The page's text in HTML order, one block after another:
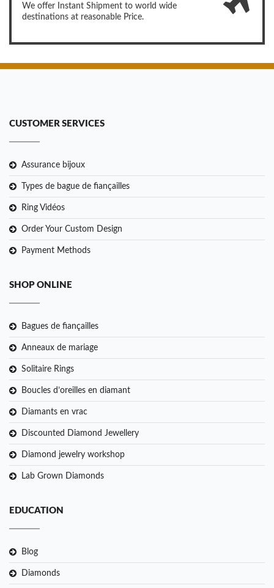
We offer Instant Shipment to world wide
destinations at reasonable Price.
CUSTOMER SERVICES
Assurance bijoux
Types de bague de fiançailles
Ring Vidéos
Order Your Custom Design
Payment Methods
SHOP ONLINE
Bagues de fiançailles
Anneaux de mariage
Solitaire Rings
Boucles d’oreilles en diamant
Diamants en vrac
Discounted Diamond Jewellery
Diamond jewelry workshop
Lab Grown Diamonds
EDUCATION
Blog
Diamonds